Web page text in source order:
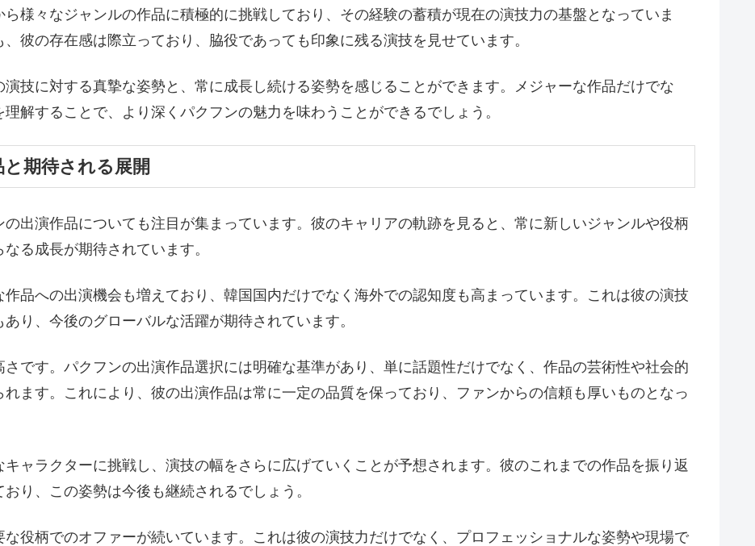
様々なジャンルの作品に積極的に挑戦しており、その経験の蓄積が現在の演技力の基盤となっていま
彼の存在感は際立っており、脇役であっても印象に残る演技を見せています。
技に対する真摯な姿勢と、常に成長し続ける姿勢を感じることができます。メジャーな作品だけでな
解することで、より深くパクフンの魅力を味わうことができるでしょう。
期待される展開
出演作品についても注目が集まっています。彼のキャリアの軌跡を見ると、常に新しいジャンルや役柄
る成長が期待されています。
品への出演機会も増えており、韓国国内だけでなく海外での認知度も高まっています。これは彼の演技
り、今後のグローバルな活躍が期待されています。
です。パクフンの出演作品選択には明確な基準があり、単に話題性だけでなく、作品の芸術性や社会的
ます。これにより、彼の出演作品は常に一定の品質を保っており、ファンからの信頼も厚いものとなっ
ャラクターに挑戦し、演技の幅をさらに広げていくことが予想されます。彼のこれまでの作品を振り返
り、この姿勢は今後も継続されるでしょう。
役柄でのオファーが続いています。これは彼の演技力だけでなく、プロフェッショナルな姿勢や現場で